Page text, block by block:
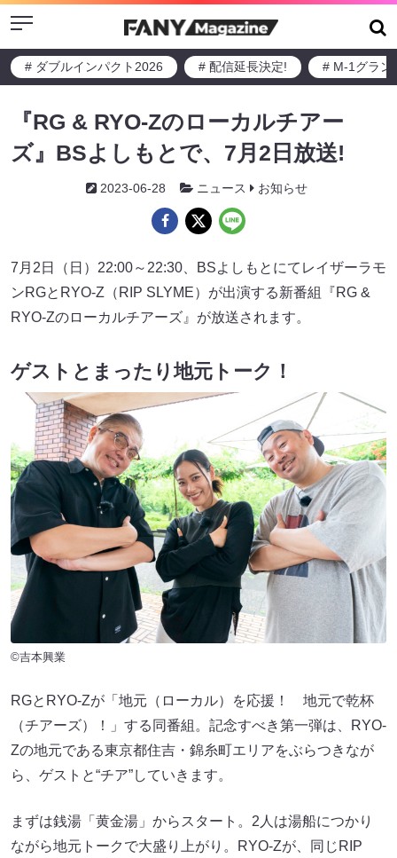
Menu
# ダブルインパクト2026 # 配信延長決定! # M-1グラン
『RG & RYO-Zのローカルチアー
ズ』BSよしもとで、7月2日放送!
2023-06-28 ニュース お知らせ
7月2日（日）22:00～22:30、BSよしもとにてレイザーラモ
ンRGとRYO-Z（RIP SLYME）が出演する新番組『RG &
RYO-Zのローカルチアーズ』が放送されます。
ゲストとまったり地元トーク！
©吉本興業
RGとRYO-Zが「地元（ローカル）を応援！ 地元で乾杯
（チアーズ）！」する同番組。記念すべき第一弾は、RYO-
Zの地元である東京都住吉・錦糸町エリアをぶらつきなが
ら、ゲストと“チア”していきます。
まずは銭湯「黄金湯」からスタート。2人は湯船につかり
ながら地元トークで大盛り上がり。RYO-Zが、同じRIP